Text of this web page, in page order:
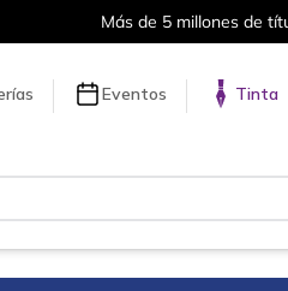
Más de 5 millones de
Eventos Tinta